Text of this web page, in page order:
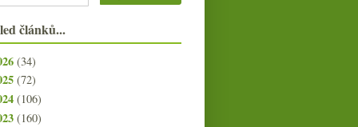
článků...
(34)
(72)
(106)
(160)